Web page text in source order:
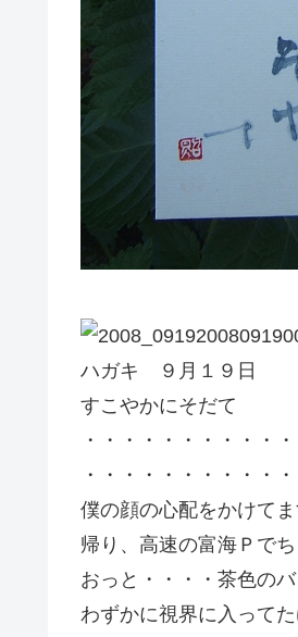
ハガキ ９月１９日
すこやかにそだて
・・・・・・・・・・
・・・・・・・・・・
僕の顔の心配をかけてま
帰り、高速の富海Ｐで
おっと・・・・茶色の
わずかに視界に入って